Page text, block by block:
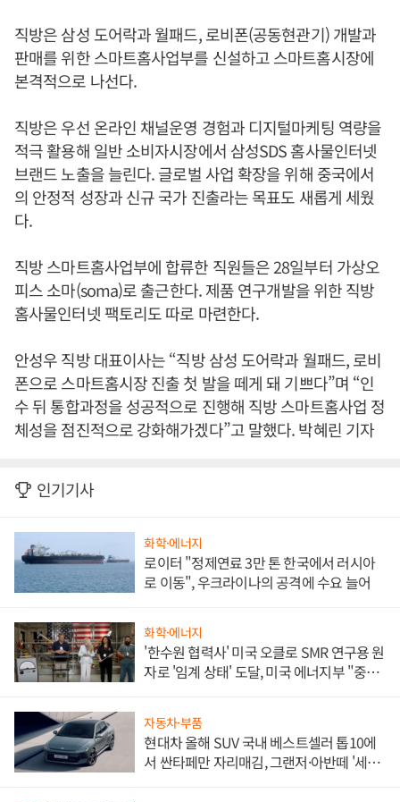
직방은 삼성 도어락과 월패드, 로비폰(공동현관기) 개발과
판매를 위한 스마트홈사업부를 신설하고 스마트홈시장에
본격적으로 나선다.
직방은 우선 온라인 채널운영 경험과 디지털마케팅 역량을
적극 활용해 일반 소비자시장에서 삼성SDS 홈사물인터넷
브랜드 노출을 늘린다. 글로벌 사업 확장을 위해 중국에서
의 안정적 성장과 신규 국가 진출라는 목표도 새롭게 세웠
다.
직방 스마트홈사업부에 합류한 직원들은 28일부터 가상오
피스 소마(soma)로 출근한다. 제품 연구개발을 위한 직방
홈사물인터넷 팩토리도 따로 마련한다.
안성우 직방 대표이사는 “직방 삼성 도어락과 월패드, 로비
폰으로 스마트홈시장 진출 첫 발을 떼게 돼 기쁘다”며 “인
수 뒤 통합과정을 성공적으로 진행해 직방 스마트홈사업 정
체성을 점진적으로 강화해가겠다”고 말했다. 박혜린 기자
인기기사
화학·에너지
로이터 "정제연료 3만 톤 한국에서 러시아
로 이동", 우크라이나의 공격에 수요 늘어
화학·에너지
'한수원 협력사' 미국 오클로 SMR 연구용 원
자로 '임계 상태' 도달, 미국 에너지부 "중요
자동차·부품
현대차 올해 SUV 국내 베스트셀러 톱10에
서 싼타페만 자리매김, 그랜저·아반떼 '세단